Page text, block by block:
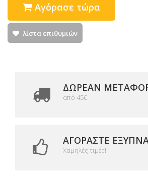
Αγόρασε τώρα
λίστα επιθυμιών
ΔΩΡΕΑΝ
από 45€
ΑΓΟΡΆΣΤΕ
Χαμηλές τιμές!